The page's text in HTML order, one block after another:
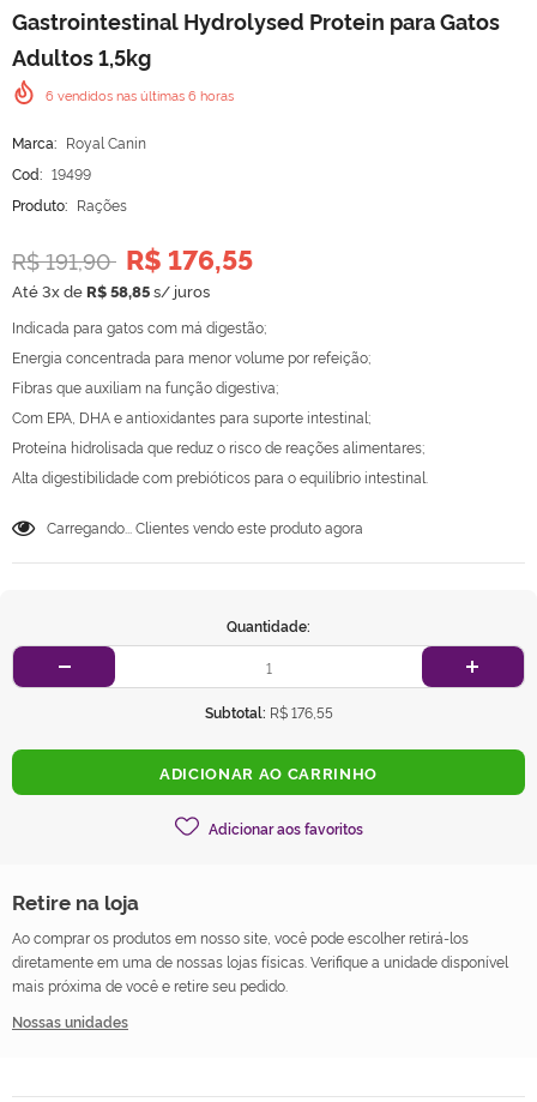
Gastrointestinal Hydrolysed Protein para Gatos
Adultos 1,5kg
6 vendidos nas últimas6 horas
Marca: Royal Canin
Cod: 19499
Produto: Rações
R$ 191,90 R$ 176,55
Até 3x deR$ 58,85s/ juros
Indicada para gatos com má digestão;
Energia concentrada para menor volume por refeição;
Fibras que auxiliam na função digestiva;
Com EPA, DHA e antioxidantes para suporte intestinal;
Proteína hidrolisada que reduz o risco de reações alimentares;
Alta digestibilidade com prebióticos para o equilíbrio intestinal.
Carregando... Clientes vendo este produto agora
Quantidade:
Subtotal: R$ 176,55
Adicionar aos favoritos
Retire na loja
Ao comprar os produtos em nosso site, você pode escolher retirá-los
diretamente em uma de nossas lojas físicas. Verifique a unidade disponível
mais próxima de você e retire seu pedido.
Nossas unidades